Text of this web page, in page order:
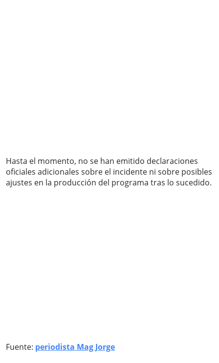
Hasta el momento, no se han emitido declaraciones
oficiales adicionales sobre el incidente ni sobre posibles
ajustes en la producción del programa tras lo sucedido.
Fuente: periodista Mag Jorge